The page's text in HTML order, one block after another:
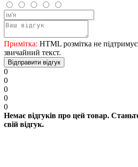
Примітка: HTML розмітка не
звичайний текст.
Відправити відгук
0
0
0
0
0
Немає відгуків про цей товар.
свій відгук.